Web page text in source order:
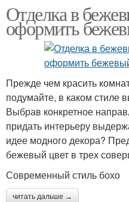
Отделка в
оформить
Прежде чем красить
подумайте, в каком стиле
Выбрав конкретное
придать интерьеру
идее модного декора?
бежевый цвет в трех
Современный стиль бохо
читать дальше →